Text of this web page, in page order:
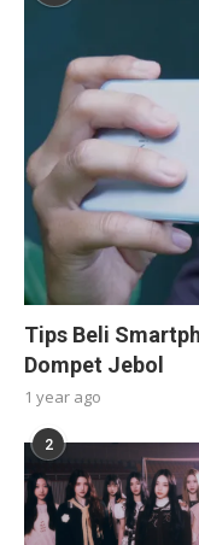
Tips Beli
Dompet Jebol
1 year ago
2